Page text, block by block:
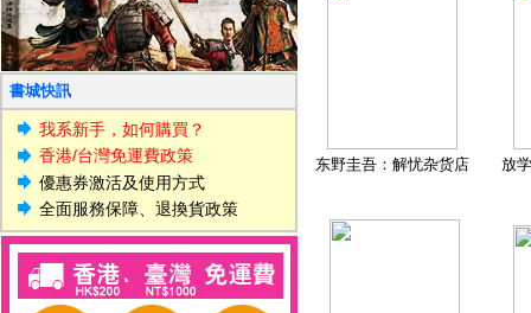
書城快訊
我系新手，如何購買？
香港/台灣免運費政策
優惠券激活及使用方式
全面服務保障、退換貨政策
东野圭吾：解忧杂货店 放